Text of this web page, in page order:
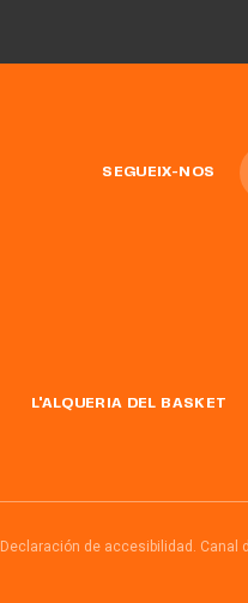
SEGUEIX-NOS
L'ALQUERIA DEL BASKET
Declaración de accesibilidad.
Canal